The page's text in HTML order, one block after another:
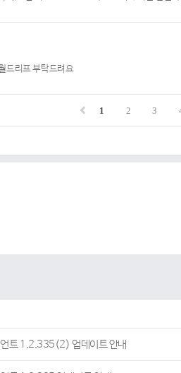
드리프 부탁드려요
1 2 3
트 1.2.335(2) 업데이트 안내